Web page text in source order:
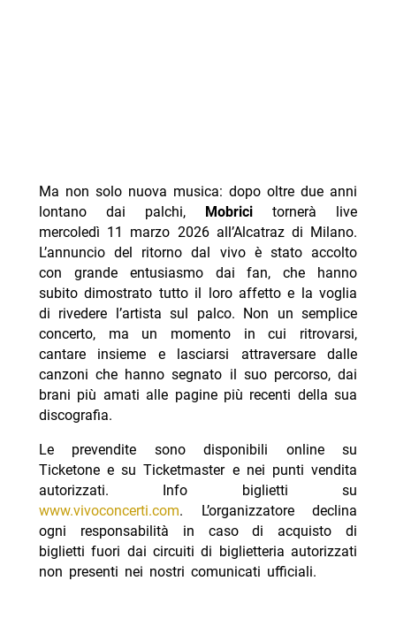
Ma non solo nuova musica: dopo oltre due anni
lontano dai palchi,
Mobricitornerà live
mercoledì 11 marzo 2026 all’Alcatraz di Milano.
L’annuncio del ritorno dal vivo è stato accolto
con grande entusiasmo dai fan, che hanno
subito dimostrato tutto il loro affetto e la voglia
di rivedere l’artista sul palco. Non un semplice
concerto, ma un momento in cui ritrovarsi,
cantare insieme e lasciarsi attraversare dalle
canzoni che hanno segnato il suo percorso, dai
brani più amati alle pagine più recenti della sua
discografia.
Le prevendite sono disponibili online su
Ticketone e su Ticketmaster e nei punti vendita
autorizzati. Info biglietti su
www.vivoconcerti.com. L’organizzatore declina
ogni responsabilità in caso di acquisto di
biglietti fuori dai circuiti di biglietteria autorizzati
non presenti nei nostri comunicati ufficiali.